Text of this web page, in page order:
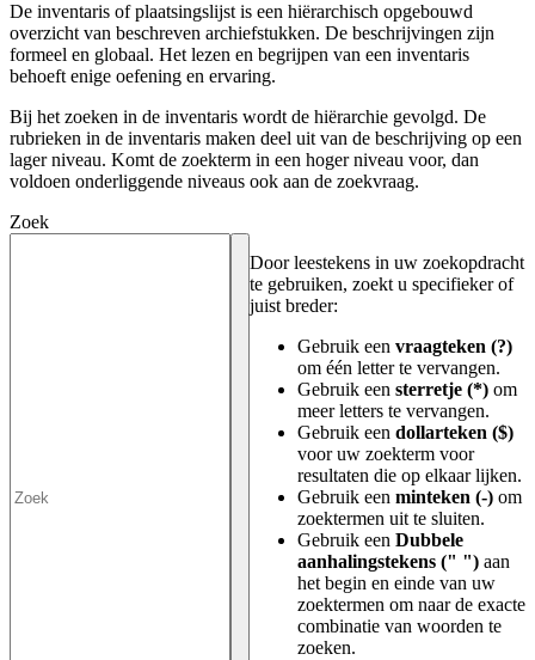
De inventaris of plaatsingslijst is een hiërarchisch opgebouwd
overzicht van beschreven archiefstukken. De beschrijvingen zijn
formeel en globaal. Het lezen en begrijpen van een inventaris
behoeft enige oefening en ervaring.
Bij het zoeken in de inventaris wordt de hiërarchie gevolgd. De
rubrieken in de inventaris maken deel uit van de beschrijving op een
lager niveau. Komt de zoekterm in een hoger niveau voor, dan
voldoen onderliggende niveaus ook aan de zoekvraag.
Zoek
Door leestekens in uw zoekopdracht
te gebruiken, zoekt u specifieker of
juist breder:
Gebruik een vraagteken (?)
om één letter te vervangen.
Gebruik een sterretje (*) om
meer letters te vervangen.
Gebruik een dollarteken ($)
voor uw zoekterm voor
resultaten die op elkaar lijken.
Gebruik een minteken (-) om
zoektermen uit te sluiten.
Gebruik een Dubbele
aanhalingstekens (" ") aan
het begin en einde van uw
zoektermen om naar de exacte
combinatie van woorden te
zoeken.